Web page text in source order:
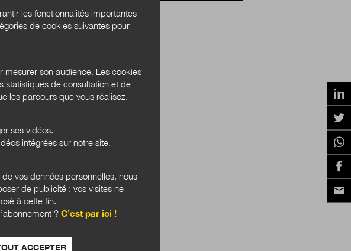
les fonctionnalités importantes
de cookies suivantes pour
mesurer son audience. Les cookies
statistiques de consultation et de
les parcours que vous réalisez.
ses vidéos.
intégrées sur notre site.
vos données personnelles, nous
de publicité : vos visites ne
à cette fin.
? C’est par ici !
ACCEPTER